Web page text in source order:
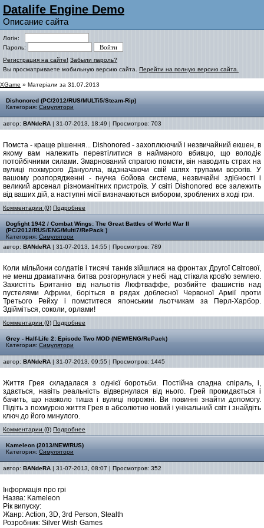
Datalife Engine Demo
Описание сайта
Логін:
Пароль:
Регистрация на сайте! Забыли пароль?
Вы просматриваете мобильную версию сайта. Перейти на полную версию сайта.
XGame » Матеріали за 31.07.2013
Dishonored (PC/2012/RUS/MULTi5/Steam-Rip)
Категория: Симулятори
автор: BANdeRA | 31-07-2013, 18:49 | Просмотров: 703
Помста - краще рішення... Dishonored - захоплюючий і незвичайний екшен, в
якому вам належить перевтілитися в найманого вбивцю, що володіє
потойбічними силами. Змарнований спрагою помсти, він наводить страх на
вулиці похмурого Дануолла, відзначаючи свій шлях трупами ворогів. У
вашому розпорядженні - гнучка бойова система, незвичайні здібності і
великий арсенал різноманітних пристроїв. У світі Dishonored все залежить
від ваших дій, а наступні місії визначаються вибором, зроблених в ході гри.
Комментарии (0) Подробнее
Dogfight 1942 / Combat Wings: The Great Battles of World War II
(PC/2012/RUS/ENG/Multi7/RePack )
Категория: Симулятори
автор: BANdeRA | 31-07-2013, 14:55 | Просмотров: 789
Коли мільйони солдатів і тисячі танків зійшлися на фронтах Другої Світової,
не менш драматична битва розгорнулася у небі над стікала кров'ю землею.
Захистіть Британію від нальотів Люфтваффе, розбийте фашистів над
пустелями Африки, боріться в рядах доблесної Червоної Армії проти
Третього Рейху і помститеся японським льотчикам за Перл-Харбор.
Здійміться, соколи, орлами!
Комментарии (0) Подробнее
Grey - Half-Life 2: Episode Two MOD (NEW/ENG/RePack)
Категория: Симулятори
автор: BANdeRA | 31-07-2013, 09:55 | Просмотров: 1445
Життя Грея складалася з однієї боротьби. Постійна спадна спіраль, і,
здається, навіть реальність відвернулася від нього. Грей прокидається і
бачить, що навколо тиша і вулиці порожні. Ви повинні знайти допомогу.
Підіть з похмурою життя Грея в абсолютно новий і унікальний світ і знайдіть
ключ до його минулого.
Комментарии (0) Подробнее
Kameleon (2013/NEW/RUS)
Категория: Симулятори
автор: BANdeRA | 31-07-2013, 08:07 | Просмотров: 352
Інформація про грі
Назва: Kameleon
Рік випуску:
Жанр: Action, 3D, 3rd Person, Stealth
Розробник: Silver Wish Games